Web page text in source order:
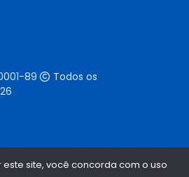
89
Todos os
site, você concorda com o uso